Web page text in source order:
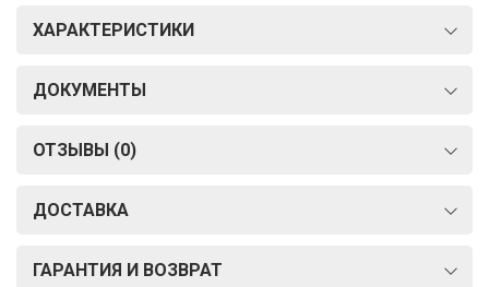
ХАРАКТЕРИСТИКИ
ДОКУМЕНТЫ
ОТЗЫВЫ (0)
ДОСТАВКА
ГАРАНТИЯ И ВОЗВРАТ